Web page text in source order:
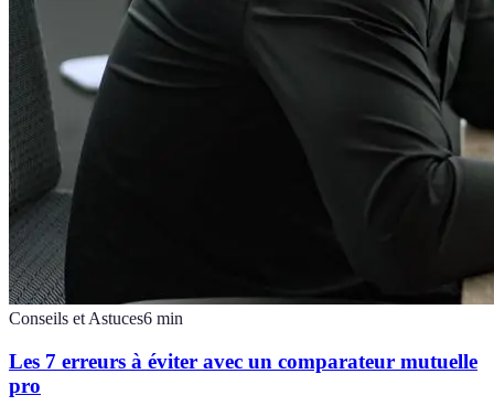
Conseils et Astuces6 min
Les 7 erreurs à éviter avec un comparateur mutuelle
pro